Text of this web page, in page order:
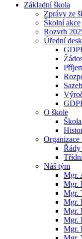
Základní škola
Zprávy ze
Školní akce
Rozvrh
Úřední
O škole
Organizace
Řády
Náš tým
Mgr.
Mgr.
Mgr.
Mgr.
Mgr.
Mgr.
Mgr.